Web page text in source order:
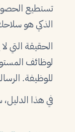
تستطيع
الذكي هو
الحقيقة التي
لوظائف
للوظيفة.
في هذا